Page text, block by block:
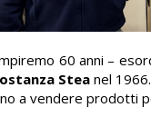
60 anni –
Steanel
a vendere prodotti